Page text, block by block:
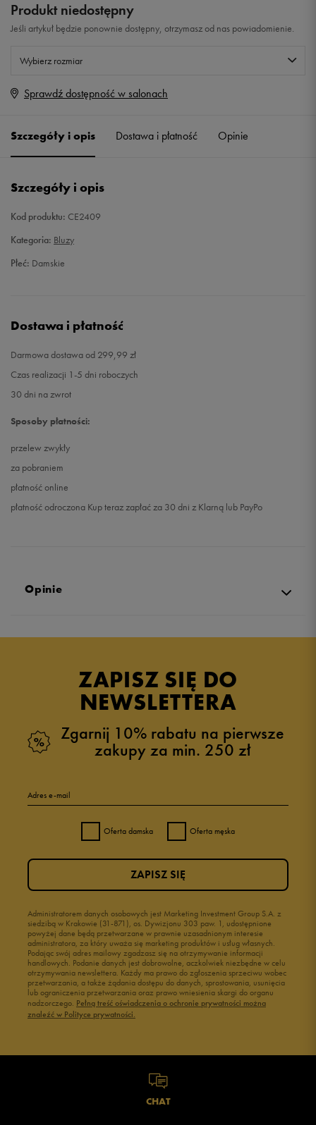
Produkt niedostępny
Jeśli artykuł będzie ponownie dostępny, otrzymasz od nas powiadomienie.
Wybierz rozmiar
Rozmiary EU
40
Sprawdź dostępność w salonach
Szczegóły i opis Dostawa i płatność Opinie
Szczegóły i opis
Kod produktu: CE2409
Kategoria: Bluzy
Płeć: Damskie
Dostawa i płatność
Darmowa dostawa od 299,99 zł
Czas realizacji 1-5 dni roboczych
30 dni na zwrot
Sposoby płatności:
przelew zwykły
za pobraniem
płatność online
płatność odroczona Kup teraz zapłać za 30 dni z Klarną lub PayPo
Opinie
ZAPISZ SIĘ DO
NEWSLETTERA
Zgarnij 10% rabatu na pierwsze
zakupy za min. 250 zł
Adres e-mail
Oferta damska Oferta męska
Administratorem danych osobowych jest Marketing Investment Group S.A. z
siedzibą w Krakowie (31-871), os. Dywizjonu 303 paw. 1, udostępnione
powyżej dane będą przetwarzane w prawnie uzasadnionym interesie
administratora, za który uważa się marketing produktów i usług własnych.
Podając swój adres mailowy zgadzasz się na otrzymywanie informacji
handlowych. Podanie danych jest dobrowolne, aczkolwiek niezbędne w celu
otrzymywania newslettera. Każdy ma prawo do zgłoszenia sprzeciwu wobec
przetwarzania, a także żądania dostępu do danych, sprostowania, usunięcia
lub ograniczenia przetwarzania oraz prawo wniesienia skargi do organu
nadzorczego. Pełną treść oświadczenia o ochronie prywatności można
znaleźć w Polityce prywatności.
ZAPISZ SIĘ
CHAT